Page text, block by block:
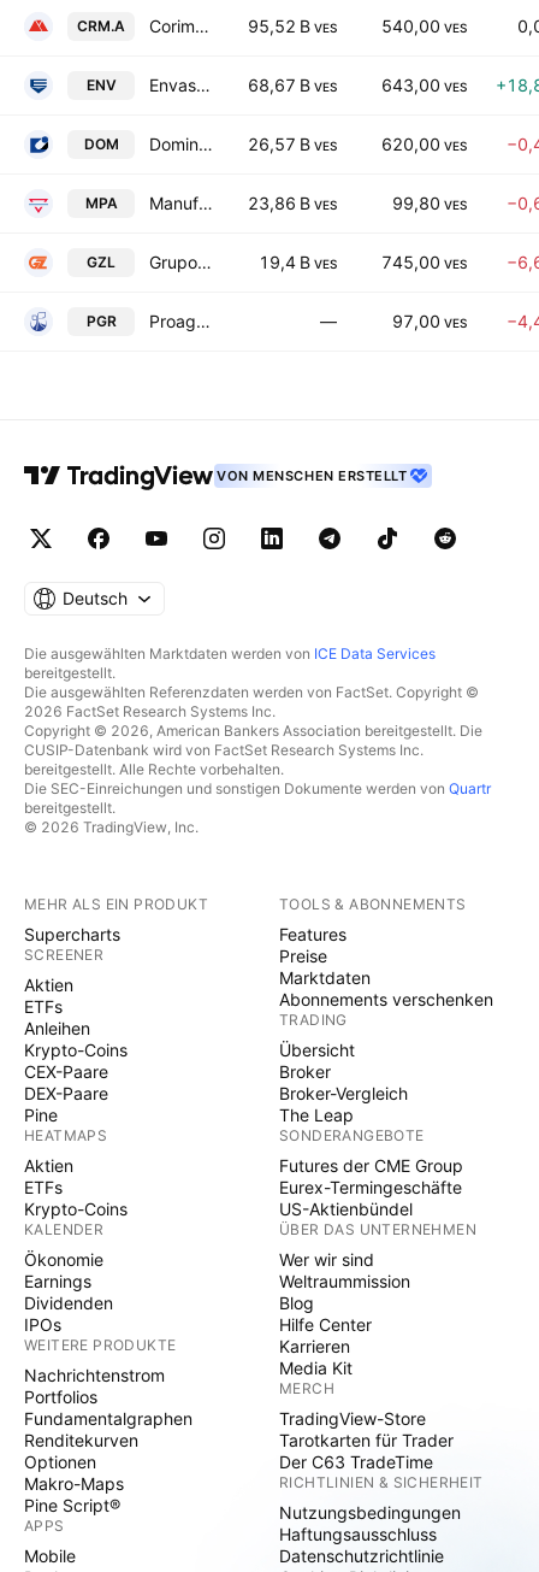
CRM.A Corimon CA Class A 95,52 B VES 540,00 VES
ENV Envases Venezolanos, C.A. 68,67 B VES 643,00 VES
DOM Dominguez & Cia SA 26,57 B VES 620,00 VES
MPA Manufacturas de Papel CA 23,86 B VES 99,80 VES
GZL Grupo Zuliano, C.A. 19,4 B VES 745,00 VES
PGR Proagro Compania Anonima — 97,00 VES
VON MENSCHEN ERSTELLT
Deutsch
Die ausgewählten Marktdaten werden von ICE Data Services
bereitgestellt.
Die ausgewählten Referenzdaten werden von FactSet. Copyright ©
2026 FactSet Research Systems Inc.
Copyright © 2026, American Bankers Association bereitgestellt. Die
CUSIP-Datenbank wird von FactSet Research Systems Inc.
bereitgestellt. Alle Rechte vorbehalten.
Die SEC-Einreichungen und sonstigen Dokumente werden von Quartr
bereitgestellt.
© 2026 TradingView, Inc.
MEHR ALS EIN PRODUKT
Supercharts
SCREENER
Aktien
ETFs
Anleihen
Krypto-Coins
CEX-Paare
DEX-Paare
Pine
HEATMAPS
Aktien
ETFs
Krypto-Coins
KALENDER
Ökonomie
Earnings
Dividenden
IPOs
WEITERE PRODUKTE
Nachrichtenstrom
Portfolios
Fundamentalgraphen
Renditekurven
Optionen
Makro-Maps
Pine Script®
APPS
Mobile
TOOLS & ABONNEMENTS
Features
Preise
Marktdaten
Abonnements verschenken
TRADING
Übersicht
Broker
Broker-Vergleich
The Leap
SONDERANGEBOTE
Futures der CME Group
Eurex-Termingeschäfte
US-Aktienbündel
ÜBER DAS UNTERNEHMEN
Wer wir sind
Weltraummission
Blog
Hilfe Center
Karrieren
Media Kit
MERCH
TradingView-Store
Tarotkarten für Trader
Der C63 TradeTime
RICHTLINIEN & SICHERHEIT
Nutzungsbedingungen
Haftungsausschluss
Datenschutzrichtlinie